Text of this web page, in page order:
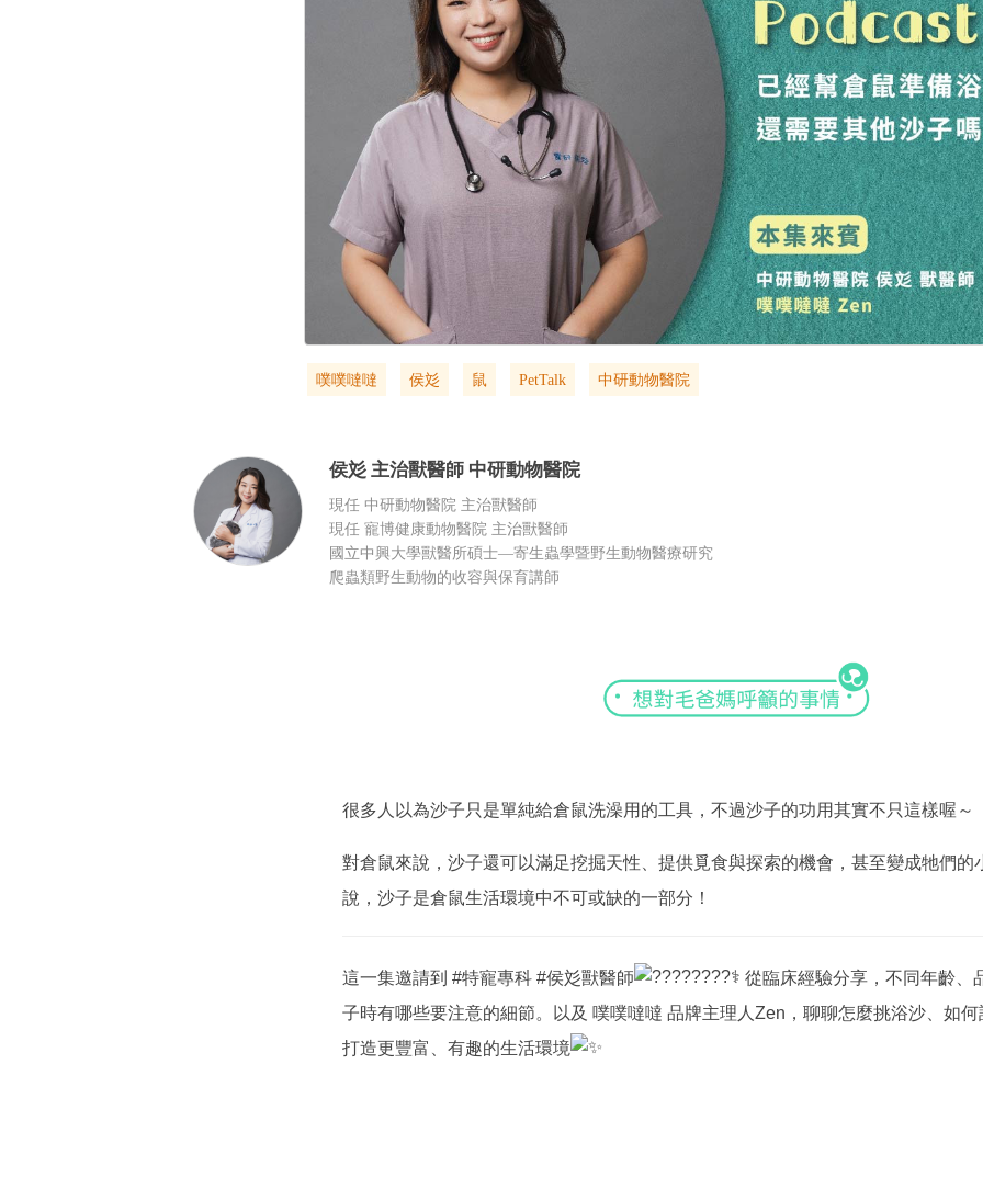
噗噗噠噠 侯彣 鼠 PetTalk 中研動物醫院
侯彣 主治獸醫師 中研動物醫院
現任 中研動物醫院 主治獸醫師
現任 寵博健康動物醫院 主治獸醫師
國立中興大學獸醫所碩士—寄生蟲學暨野生動物醫療研究
爬蟲類野生動物的收容與保育講師
很多人以為沙子只是單純給倉鼠洗澡用的工具，不過沙子的功用其實不只這樣喔～
對倉鼠來說，沙子還可以滿足挖掘天性、提供覓食與探索的機會，甚至變成牠們的
說，沙子是倉鼠生活環境中不可或缺的一部分！
這一集邀請到 #特寵專科 #侯彣獸醫師
從臨床經驗分享，不同年齡、
子時有哪些要注意的細節。以及 噗噗噠噠 品牌主理人Zen，聊聊怎麼挑浴沙、如
打造更豐富、有趣的生活環境